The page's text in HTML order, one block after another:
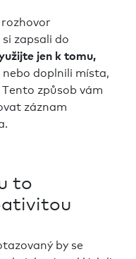
zapsali do
jen k tomu,
nebo doplnili místa,
způsob vám
záznam
to
by se